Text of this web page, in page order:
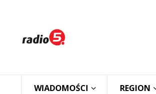
WIADOMOŚCI REGION